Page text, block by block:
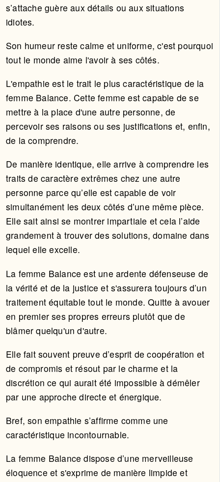
s’attache guère aux détails ou aux situations
idiotes.
Son humeur reste calme et uniforme, c'est pourquoi
tout le monde aime l'avoir à ses côtés.
L'empathie est le trait le plus caractéristique de la
femme Balance. Cette femme est capable de se
mettre à la place d'une autre personne, de
percevoir ses raisons ou ses justifications et, enfin,
de la comprendre.
De manière identique, elle arrive à comprendre les
traits de caractère extrêmes chez une autre
personne parce qu’elle est capable de voir
simultanément les deux côtés d’une même pièce.
Elle sait ainsi se montrer impartiale et cela l’aide
grandement à trouver des solutions, domaine dans
lequel elle excelle.
La femme Balance est une ardente défenseuse de
la vérité et de la justice et s'assurera toujours d’un
traitement équitable tout le monde. Quitte à avouer
en premier ses propres erreurs plutôt que de
blâmer quelqu'un d'autre.
Elle fait souvent preuve d’esprit de coopération et
de compromis et résout par le charme et la
discrétion ce qui aurait été impossible à démêler
par une approche directe et énergique.
Bref, son empathie s’affirme comme une
caractéristique incontournable.
La femme Balance dispose d’une merveilleuse
éloquence et s'exprime de manière limpide et